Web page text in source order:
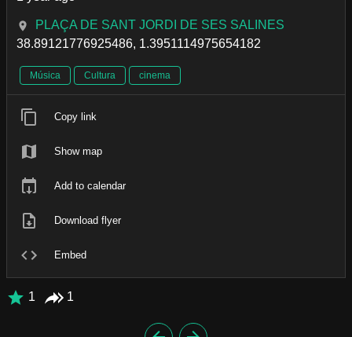
PLAÇA DE SANT JORDI DE SES SALINES
38.89121776925486, 1.3951114975654182
Música Cultura cinema
Copy link
Show map
Add to calendar
Download flyer
Embed
1 1